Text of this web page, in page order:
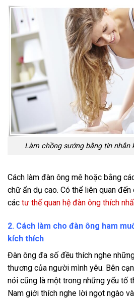
Làm chồng sướng bằng tin
Cách làm đàn ông mê hoặc bằng
chữ ẩn dụ cao. Có thể liên quan
các tư thế quan hệ đàn ông thích
2. Cách làm cho đàn ông ham
kích thích
Đàn ông đa số đều thích nghe
thương của người mình yêu. Bên
nói cũng là một trong những yếu tố
Nam giới thích nghe lời ngọt ngào